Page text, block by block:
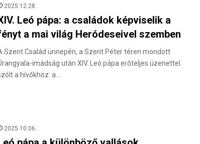
2025.12.28.
Leó pápa: a családok képviselik a
a mai világ Heródeseivel szemben
Szent Család ünnepén, a Szent Péter téren mondott
imádság után XIV. Leó pápa erőteljes üzenettel
a hívőkhöz: a…
2025.10.06.